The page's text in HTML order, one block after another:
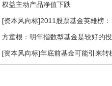
权益主动产品净值下跌
[资本风向标]2011股票基金英雄榜
方童根：明年指数型基金是较好的
[资本风向标]年底前基金可能引来转